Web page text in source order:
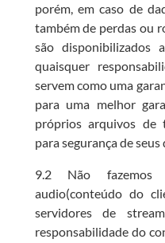
porém, em caso de
também de perdas ou
são disponibilizados
quaisquer
servem como uma
para uma melhor
próprios arquivos de
para segurança de
9.2 Não fazemos
audio(conteúdo do
servidores de
responsabilidade do